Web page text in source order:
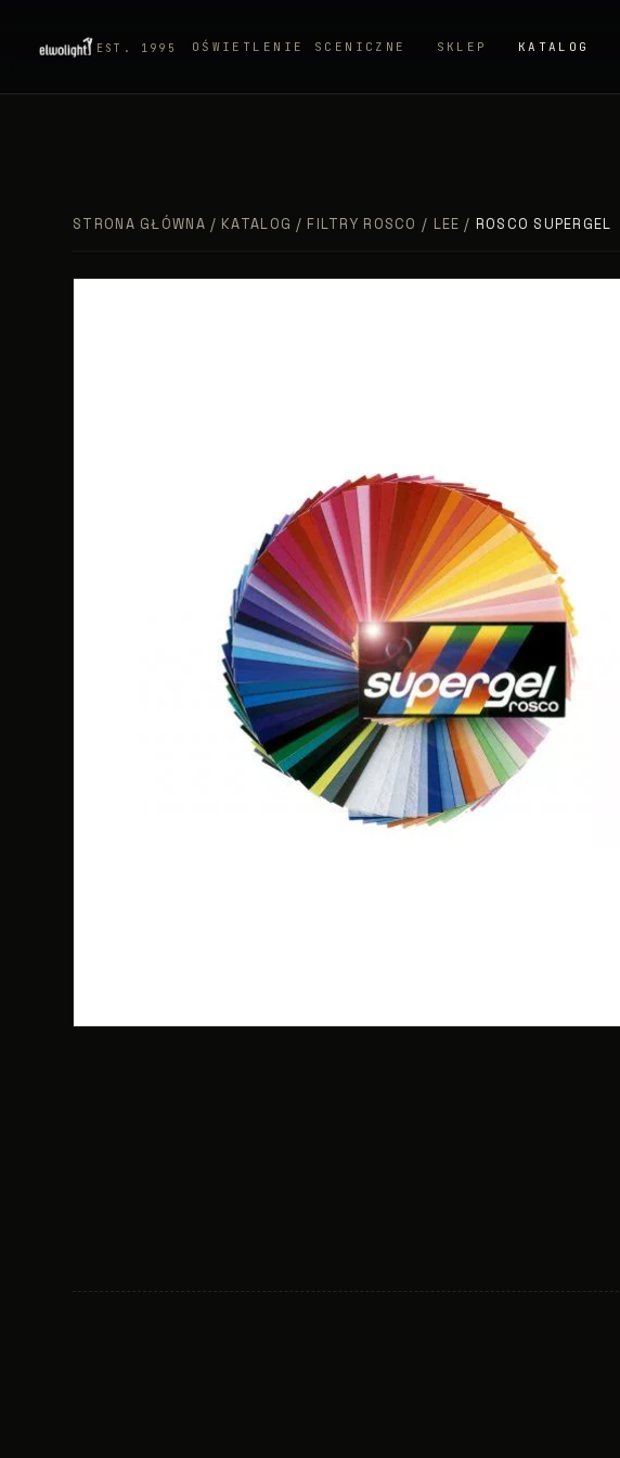
EST. 1995 OŚWIETLENIE SCENICZNE SKLEP KATALOG
STRONA GŁÓWNA / KATALOG / FILTRY ROSCO / LEE / ROSCO SUPERGEL